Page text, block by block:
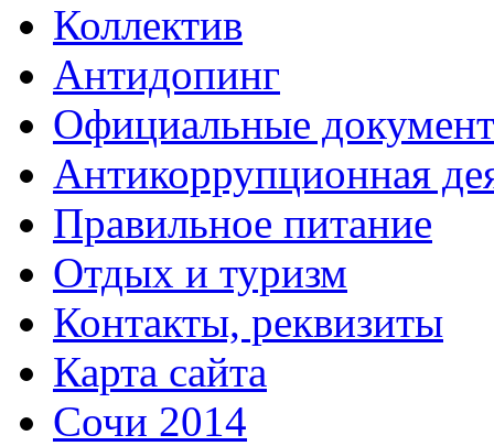
Коллектив
Антидопинг
Официальные
Антикоррупционная
Правильное питание
Отдых и туризм
Контакты, реквизиты
Карта сайта
Сочи 2014